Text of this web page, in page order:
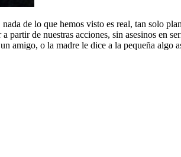
de lo que hemos visto es real, tan solo
de nuestras acciones, sin asesinos en
amigo, o la madre le dice a la pequeña algo